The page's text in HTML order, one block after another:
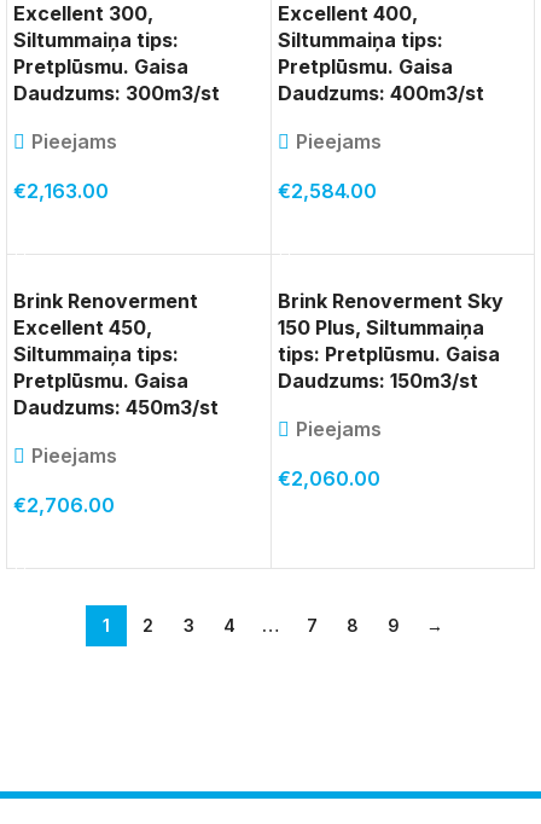
Excellent 300,
Siltummaiņa tips:
Pretplūsmu. Gaisa
Daudzums: 300m3/st
Pieejams
€2,163.00
Excellent 400,
Siltummaiņa tips:
Pretplūsmu. Gaisa
Daudzums: 400m3/st
Pieejams
€2,584.00
Brink Renoverment
Excellent 450,
Siltummaiņa tips:
Pretplūsmu. Gaisa
Daudzums: 450m3/st
Pieejams
€2,706.00
Brink Renoverment Sky
150 Plus, Siltummaiņa
tips: Pretplūsmu. Gaisa
Daudzums: 150m3/st
Pieejams
€2,060.00
1 2 3 4 … 7 8 9 →